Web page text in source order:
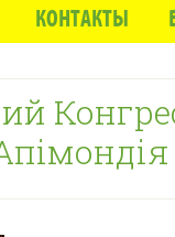
КОНТАКТЫ